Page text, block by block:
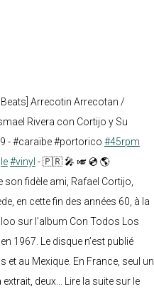
Arrecotin Arrecotan /
Rivera con Cortijo y Su
- #caraïbe #portorico #45rpm
#vinyl - 🇵🇷 🎤 🎺 💿 🌎
fidèle ami, Rafael Cortijo,
en cette fin des années 60, à la
sur l’album Con Todos Los
1967. Le disque n’est publié
et au Mexique. En France, seul un
deux... Lire la suite sur le